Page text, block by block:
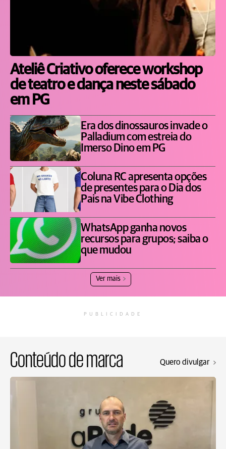
Ateliê Criativo oferece workshop
de teatro e dança neste sábado
em PG
Era dos dinossauros invade o
Palladium com estreia do
Imerso Dino em PG
Coluna RC apresenta opções
de presentes para o Dia dos
Pais na Vibe Clothing
WhatsApp ganha novos
recursos para grupos; saiba o
que mudou
Ver mais
PUBLICIDADE
Conteúdo de marca Quero divulgar